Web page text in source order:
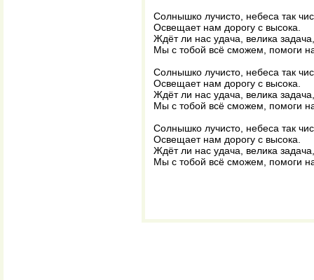
Солнышко лучисто, небеса так
Освещает нам дорогу с высока.
Ждёт ли нас удача, велика задача,
Мы с тобой всё сможем, помоги
Солнышко лучисто, небеса так
Освещает нам дорогу с высока.
Ждёт ли нас удача, велика задача,
Мы с тобой всё сможем, помоги
Солнышко лучисто, небеса так
Освещает нам дорогу с высока.
Ждёт ли нас удача, велика задача,
Мы с тобой всё сможем, помоги